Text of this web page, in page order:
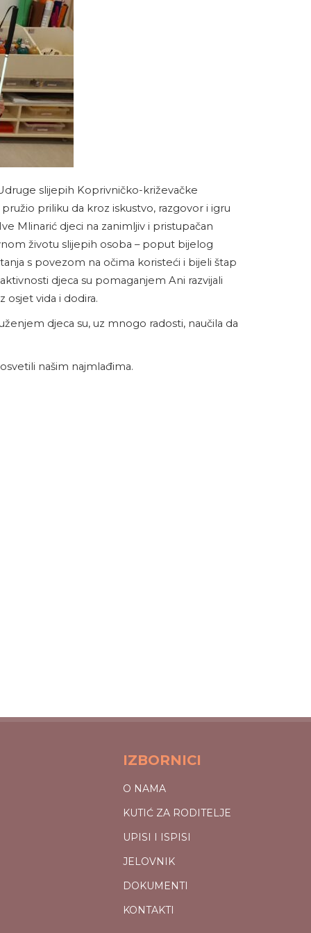
slijepih Koprivničko-križevačke
priliku da kroz iskustvo, razgovor i igru
Mlinarić djeci na zanimljiv i pristupačan
životu slijepih osoba – poput bijelog
s povezom na očima koristeći i bijeli štap
djeca su pomaganjem Ani razvijali
osjet vida i dodira.
djeca su, uz mnogo radosti, naučila da
našim najmlađima.
IZBORNICI
O NAMA
KUTIĆ ZA RODITELJE
UPISI I ISPISI
JELOVNIK
DOKUMENTI
KONTAKTI